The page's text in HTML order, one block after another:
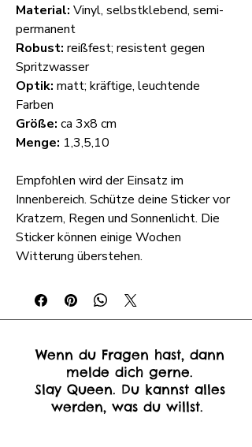
Material: Vinyl, selbstklebend, semi-
permanent
Robust: reißfest; resistent gegen
Spritzwasser
Optik: matt; kräftige, leuchtende
Farben
Größe: ca 3x8 cm
Menge: 1,3,5,10
Empfohlen wird der Einsatz im
Innenbereich. Schütze deine Sticker vor
Kratzern, Regen und Sonnenlicht. Die
Sticker können einige Wochen
Witterung überstehen.
Wenn du Fragen hast, dann
melde dich gerne.
Slay Queen. Du kannst alles
werden, was du willst.